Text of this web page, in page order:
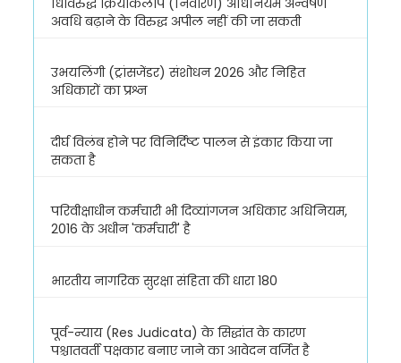
अवधि बढ़ाने के विरुद्ध अपील नहीं की जा सकती
उभयलिंगी (ट्रांसजेंडर) संशोधन 2026 और निहित
अधिकारों का प्रश्न
दीर्घ विलंब होने पर विनिर्दिष्ट पालन से इंकार किया जा
सकता है
परिवीक्षाधीन कर्मचारी भी दिव्यांगजन अधिकार अधिनियम,
2016 के अधीन 'कर्मचारी' है
भारतीय नागरिक सुरक्षा संहिता की धारा 180
पूर्व-न्याय (Res Judicata) के सिद्धांत के कारण
पश्चातवर्ती पक्षकार बनाए जाने का आवेदन वर्जित है